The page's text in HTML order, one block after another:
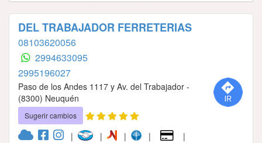
DEL TRABAJADOR FERRETERIAS
08103620056
2994633095
2995196027
Paso de los Andes 1117 y Av. del Trabajador -
(8300) Neuquén
Sugerir cambios
| | | | |